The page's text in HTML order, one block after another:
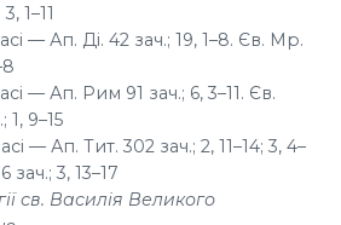
1–11
— Ап. Ді. 42 зач.; 19, 1–8. Єв. Мр.
— Ап. Рим 91 зач.; 6, 3–11. Єв.
1, 9–15
— Ап. Тит. 302 зач.; 2, 11–14; 3, 4–
зач.; 3, 13–17
св. Василія Великого